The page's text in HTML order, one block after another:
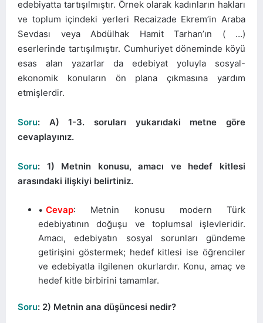
edebiyatta tartışılmıştır. Örnek olarak kadınların hakları
ve toplum içindeki yerleri Recaizade Ekrem’in Araba
Sevdası veya Abdülhak Hamit Tarhan’ın ( …)
eserlerinde tartışılmıştır. Cumhuriyet döneminde köyü
esas alan yazarlar da edebiyat yoluyla sosyal-
ekonomik konuların ön plana çıkmasına yardım
etmişlerdir.
Soru: A) 1-3. soruları yukarıdaki metne göre
cevaplayınız.
Soru: 1) Metnin konusu, amacı ve hedef kitlesi
arasındaki ilişkiyi belirtiniz.
Cevap: Metnin konusu modern Türk
edebiyatının doğuşu ve toplumsal işlevleridir.
Amacı, edebiyatın sosyal sorunları gündeme
getirişini göstermek; hedef kitlesi ise öğrenciler
ve edebiyatla ilgilenen okurlardır. Konu, amaç ve
hedef kitle birbirini tamamlar.
Soru: 2) Metnin ana düşüncesi nedir?